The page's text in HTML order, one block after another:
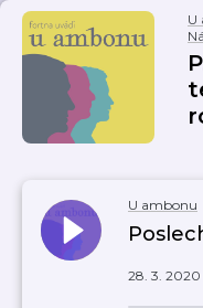
U
U ambonu
28. 3. 2020